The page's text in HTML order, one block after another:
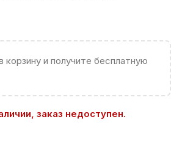
корзину и получите бесплатную
заказ недоступен.